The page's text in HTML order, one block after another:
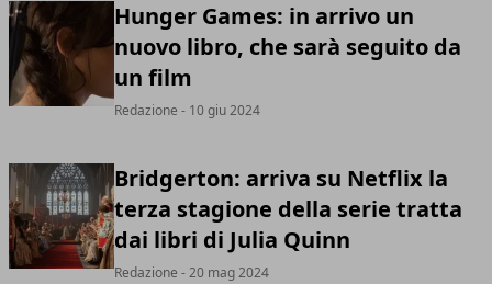
Hunger Games: in arrivo un
nuovo libro, che sarà seguito da
un film
Redazione - 10 giu 2024
Bridgerton: arriva su Netflix la
terza stagione della serie tratta
dai libri di Julia Quinn
Redazione - 20 mag 2024